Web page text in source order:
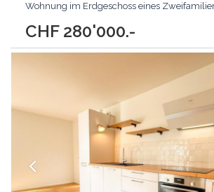
CHF 280'000.-
Wohnung im Erdgeschoss eines
Ihnen zum Leben erweckt zu werden. Die
Ihr neues Zuhause Sehr ruhige Lage: